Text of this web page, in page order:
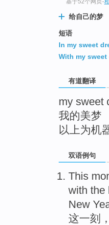
基于52个网页-
给自己的梦
短语
In my sweet
With my sweet
有道翻译
my sweet
我的美梦
以上为机
双语例句
This
with the
New
这一刻 ，